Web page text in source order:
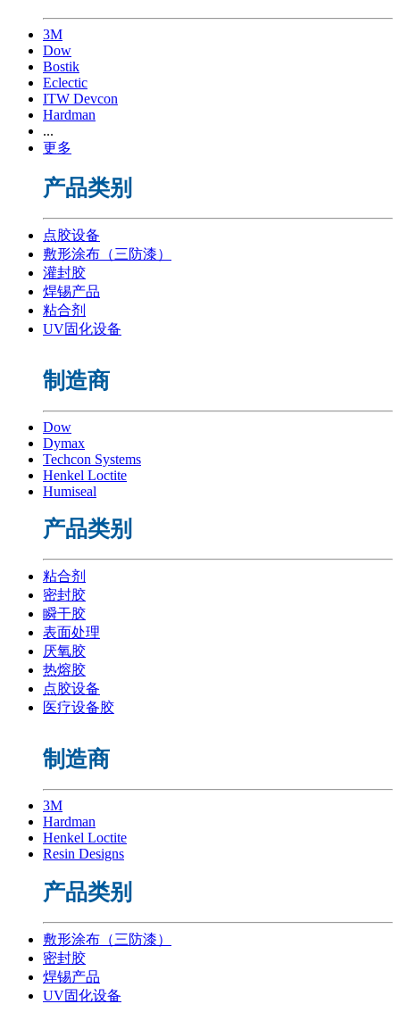
3M
Dow
Bostik
Eclectic
ITW Devcon
Hardman
...
更多
产品类别
点胶设备
敷形涂布（三防漆）
灌封胶
焊锡产品
粘合剂
UV固化设备
制造商
Dow
Dymax
Techcon Systems
Henkel Loctite
Humiseal
产品类别
粘合剂
密封胶
瞬干胶
表面处理
厌氧胶
热熔胶
点胶设备
医疗设备胶
制造商
3M
Hardman
Henkel Loctite
Resin Designs
产品类别
敷形涂布（三防漆）
密封胶
焊锡产品
UV固化设备